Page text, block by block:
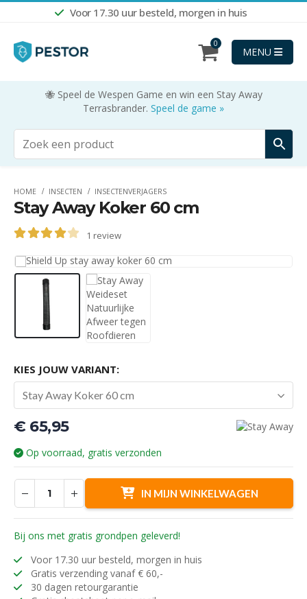
Voor 17.30 uur besteld, morgen in huis
0
MENU
🐝 Speel de Wespen Game en win een Stay Away
Terrasbrander. Speel de game »
HOME INSECTEN INSECTENVERJAGERS
Stay Away Koker 60 cm
1 review
KIES JOUW VARIANT:
Stay Away Koker 60 cm
€65,95
Op voorraad, gratis verzonden
IN MIJN WINKELWAGEN
Bij ons met gratis grondpen geleverd!
Voor 17.30 uur besteld, morgen in huis
Gratis verzending vanaf € 60,-
30 dagen retourgarantie